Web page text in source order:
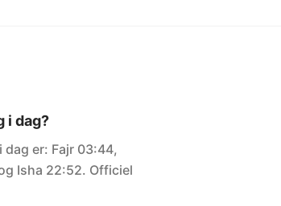
i dag?
er: Fajr 03:44,
Isha 22:52. Officiel